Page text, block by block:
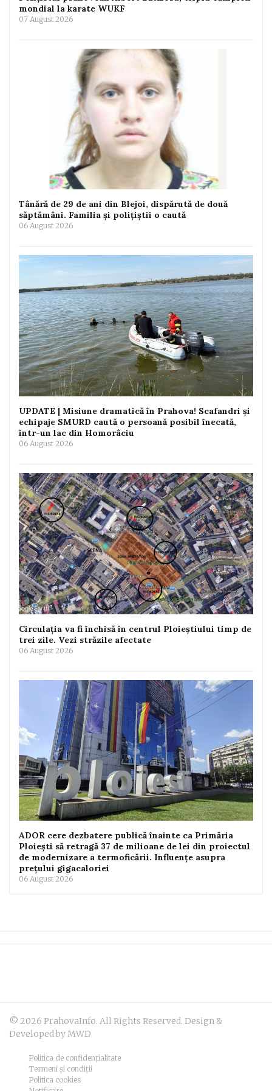
mondial la karate WUKF
07 August 2026
Tânără de 29 de ani din Blejoi, dispărută de două
săptămâni. Familia și polițiștii o caută
06 August 2026
UPDATE | Misiune dramatică în Prahova! Scafandri și
echipaje SMURD caută o persoană posibil înecată,
într-un lac din Homorâciu
06 August 2026
Circulația va fi închisă în centrul Ploieștiului timp de
trei zile. Vezi străzile afectate
06 August 2026
ADOR cere dezbatere publică înainte ca Primăria
Ploiești să retragă 37 de milioane de lei din proiectul
de modernizare a termoficării. Influențe asupra
prețului gigacaloriei
06 August 2026
© 2026 PrahovaInfo. All Rights Reserved. Design &
Developed by MWD
Politica de confidențialitate
Termeni și condiții
Politica cookies